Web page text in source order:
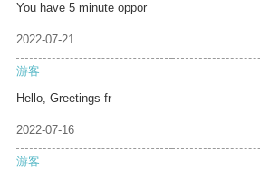
You have 5 minute oppor
2022-07-21
游客
Hello, Greetings fr
2022-07-16
游客